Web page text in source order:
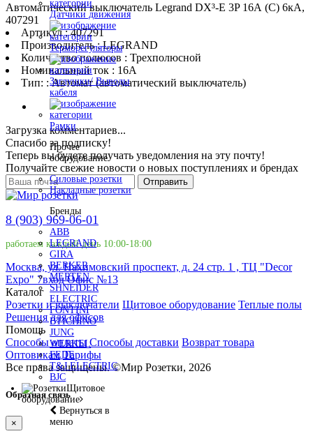
Датчики движения
Терморегуляторы
Заглушки/ Выводы
кабеля
Рамки
Прочее
оборудование
Силовые розетки
Накладные розетки
Бренды
ABB
LEGRAND
GIRA
BERKER
MERTEN
SHNEIDER
ELECTRIC
FONTINI
BTICHINO
JUNG
WERKEL
FEDE
T&J ELECTRIC
BJC
Щитовое
оборудование
Вернуться в
меню
Автоматический выключатель Legrand DX³-E 3P 16А (C) 6кА,
407291
Артикул : 407291
Производитель : LEGRAND
Количество полюсов : Трехполюсной
Номинальный ток : 16A
Тип: : Автомат (автоматический выключатель)
Загрузка комментариев...
Спасибо за подписку!
Теперь вы будете получать уведомления на эту почту!
Получайте свежие новости о новых поступлениях и брендах
Отправить
8 (903) 969-06-01
работаем каждый день 10:00-18:00
Москва, ул. Нахимовский проспект, д. 24 стр. 1 , ТЦ "Decor
Expo" 7вход Офис №13
Каталог
Розетки и выключатели Щитовое оборудование Теплые полы
Решения для офисов
Помощь
Способы оплаты Способы доставки Возврат товара
Оптовикам Тарифы
Все права защищены.©Мир Розетки, 2026
Обратная связь
×